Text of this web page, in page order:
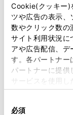
Cookie(クッキー)
ツや広告の表示、
数やクリック数の
サイト利用状況に
アや広告配信、デ
す。各パートナー
パートナーに提供
サービスを使用
使用することがあ
必須